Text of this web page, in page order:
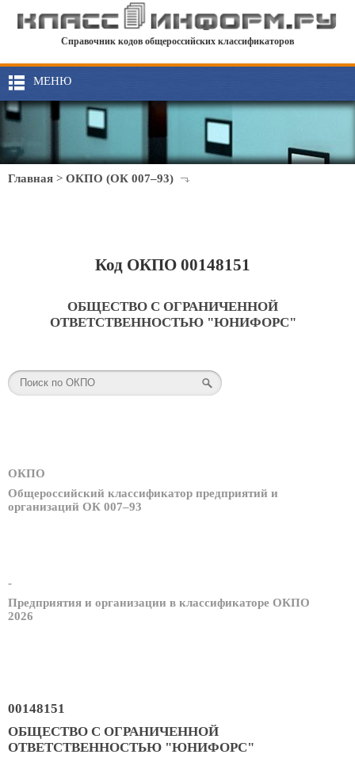
Справочник кодов общероссийских классификаторов
МЕНЮ
Главная > ОКПО (ОК 007–93)
Код ОКПО 00148151
ОБЩЕСТВО С ОГРАНИЧЕННОЙ
ОТВЕТСТВЕННОСТЬЮ "ЮНИФОРС"
ОКПО
Общероссийский классификатор предприятий и
организаций ОК 007–93
-
Предприятия и организации в классификаторе ОКПО
2026
00148151
ОБЩЕСТВО С ОГРАНИЧЕННОЙ
ОТВЕТСТВЕННОСТЬЮ "ЮНИФОРС"